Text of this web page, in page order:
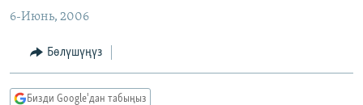
ЭКОНОМИКА
МАДАНИЯТ
БОРБОР АЗИЯ
АТАЙЫН ИЛИКТӨӨ
ТВ ПРОГРАММАЛАР
6-Июнь, 2006
Бөлүшүңүз
Бизди Google'дан табыңыз